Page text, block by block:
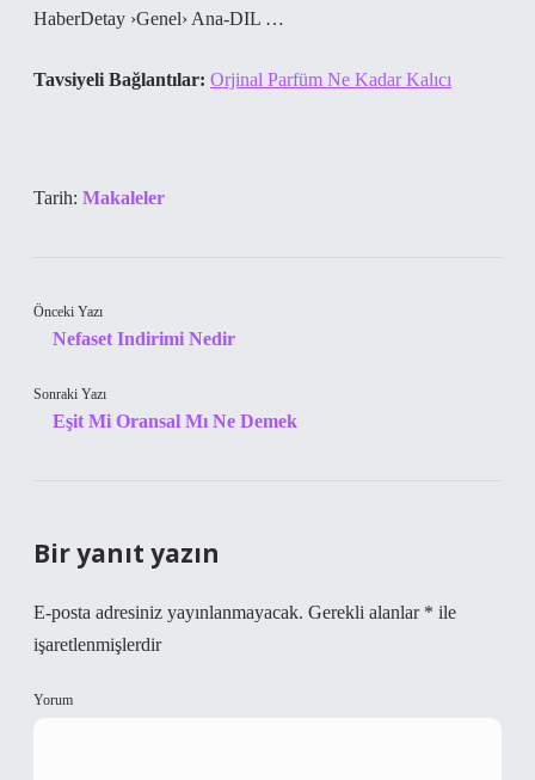
HaberDetay ›Genel› Ana-DIL …
Tavsiyeli Bağlantılar: Orjinal Parfüm Ne Kadar Kalıcı
Tarih: Makaleler
Önceki Yazı
Nefaset Indirimi Nedir
Sonraki Yazı
Eşit Mi Oransal Mı Ne Demek
Bir yanıt yazın
E-posta adresiniz yayınlanmayacak. Gerekli alanlar * ile
işaretlenmişlerdir
Yorum